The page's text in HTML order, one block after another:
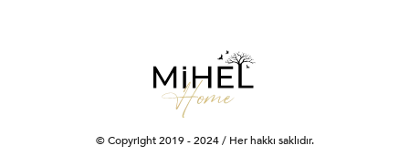
© Copyright 2019 - 2024 / Her hakkı saklıdır.